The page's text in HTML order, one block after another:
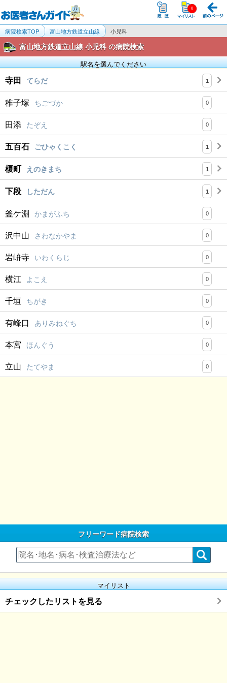
病院検索TOP 富山地方鉄道立山線 小児科
富山地方鉄道立山線 小児科 の病院検索
駅名を選んでください
寺田 てらだ 1
稚子塚 ちごづか 0
田添 たぞえ 0
五百石 ごひゃくこく 1
榎町 えのきまち 1
下段 しただん 1
釜ケ淵 かまがふち 0
沢中山 さわなかやま 0
岩峅寺 いわくらじ 0
横江 よこえ 0
千垣 ちがき 0
有峰口 ありみねぐち 0
本宮 ほんぐう 0
立山 たてやま 0
フリーワード病院検索
マイリスト
チェックしたリストを見る